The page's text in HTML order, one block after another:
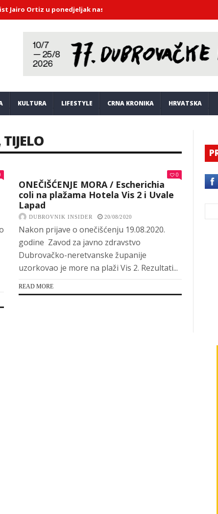
u ponedjeljak nastupa u Saloči od zrcala DHMZ
KULTURA LIFESTYLE CRNA KRONIKA HRVATSKA
TIJELO
0
ONEČIŠĆENJE MORA / Escherichia
coli na plažama Hotela Vis 2 i Uvale
Lapad
DUBROVNIK INSIDER 20/08/2020
Nakon prijave o onečišćenju 19.08.2020.
godine Zavod za javno zdravstvo
Dubrovačko-neretvanske županije
uzorkovao je more na plaži Vis 2. Rezultati...
READ MORE